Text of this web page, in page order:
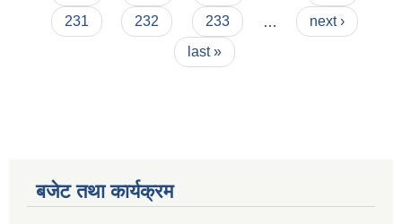
231
232 233
next ›
last »
बजेट तथा कार्यक्रम